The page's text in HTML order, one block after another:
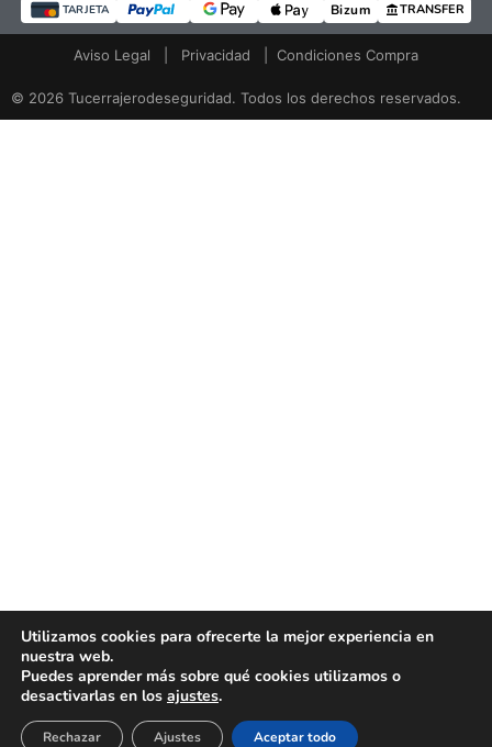
TARJETA Bizum TRANSFER
Aviso Legal Privacidad Condiciones Compra
© 2026 Tucerrajerodeseguridad. Todos los derechos reservados.
Utilizamos cookies para ofrecerte la mejor experiencia en
nuestra web.
Puedes aprender más sobre qué cookies utilizamos o
desactivarlas en los ajustes.
Aceptar todo
Rechazar Ajustes